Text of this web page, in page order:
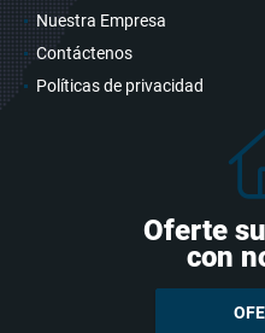
Nuestra Empresa
Contáctenos
Políticas de privacidad
Oferte
con